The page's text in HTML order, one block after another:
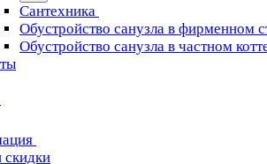
Сантехника
Обустройство санузла в фирменном
Обустройство санузла в частном